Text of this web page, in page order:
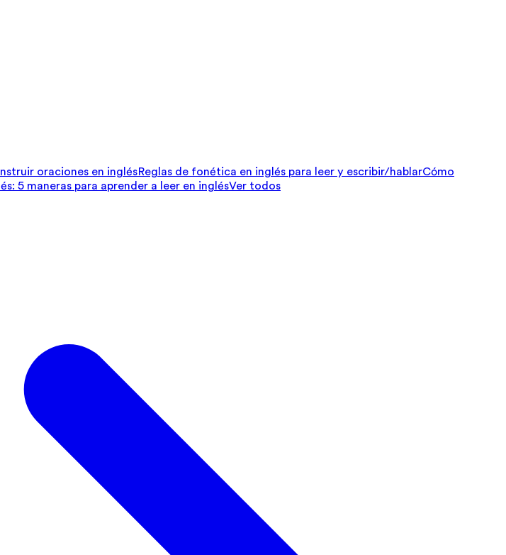
oraciones en inglésReglas de fonética en inglés para leer y escribir/hablarCómo
5 maneras para aprender a leer en inglésVer todos